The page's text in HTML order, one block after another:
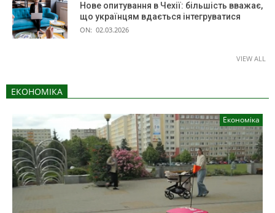
Нове опитування в Чехії: більшість вважає,
що українцям вдається інтегруватися
ON: 02.03.2026
VIEW ALL
ЕКОНОМІКА
Економіка